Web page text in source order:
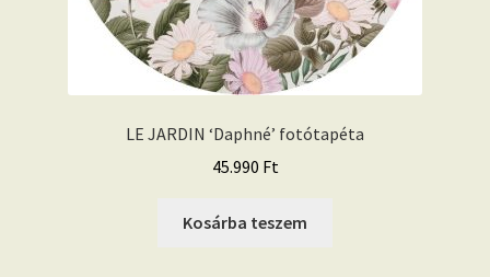
LE JARDIN ‘Daphné’ fotótapéta
45.990 Ft
Kosárba teszem